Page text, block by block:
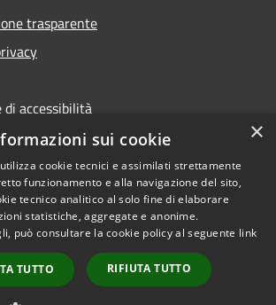
trasparente
di accessibilità
Copyright © 2026 • Comune di
Rio Saliceto • Powered by
Municipium•Accesso
redazione
×
sui cookie
cookie tecnici e assimilati strettamente
funzionamento e alla navigazione del sito,
tecnico analitico al solo fine di elaborare
statistiche, aggregate e anonime.
può consultare la cookie policy al seguente link
TUTTO RIFIUTA TUTTO